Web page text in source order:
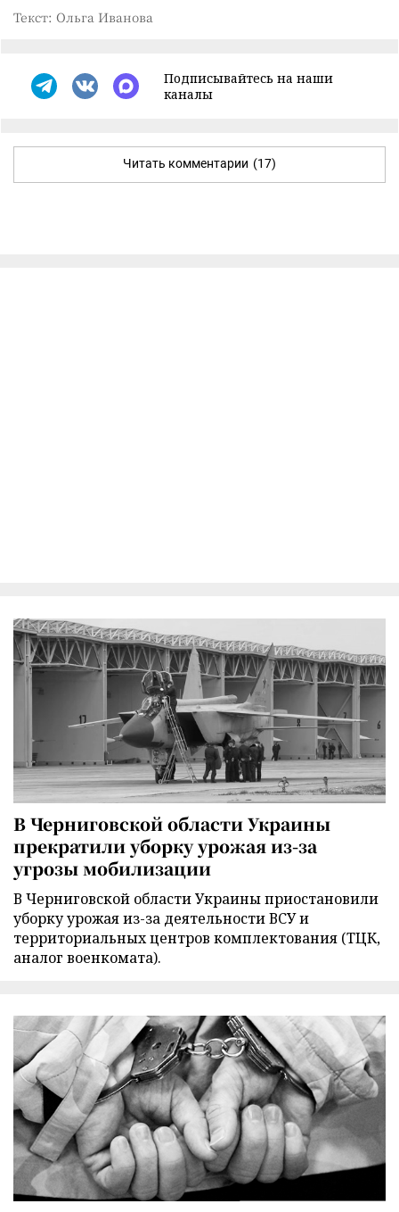
Текст: Ольга Иванова
Подписывайтесь на наши
каналы
Читать комментарии (17)
В Черниговской области Украины
прекратили уборку урожая из-за
угрозы мобилизации
В Черниговской области Украины приостановили
уборку урожая из-за деятельности ВСУ и
территориальных центров комплектования (ТЦК,
аналог военкомата).